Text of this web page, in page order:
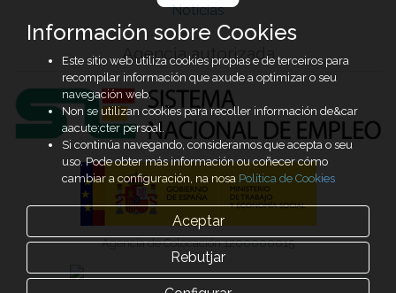
Noticias
Agencia autorizada
Agencia de Colocación 1200000015
Información sobre Cookies
Este sitio web utiliza cookies propias e de terceiros para
recompilar información que axude a optimizar o seu
navegación web.
Non se utilizan cookies para recoller información de&car
aacute;cter persoal.
Si continúa navegando, consideramos que acepta o seu
uso. Pode obter más información ou coñecer cómo
cambiar a configuración, na nosa Política de Cookies
Aceptar
Rebutjar